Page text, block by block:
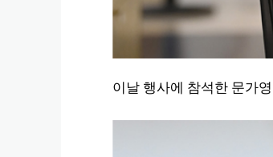
이날 행사에 참석한 문가